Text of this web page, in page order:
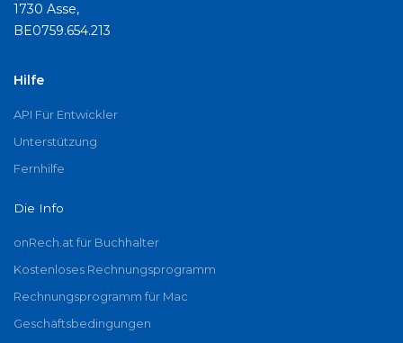
1730 Asse,
BE0759.654.213
Hilfe
API Für Entwickler
Unterstützung
Fernhilfe
Die Info
onRech.at für Buchhalter
Kostenloses Rechnungsprogramm
Rechnungsprogramm für Mac
Geschäftsbedingungen